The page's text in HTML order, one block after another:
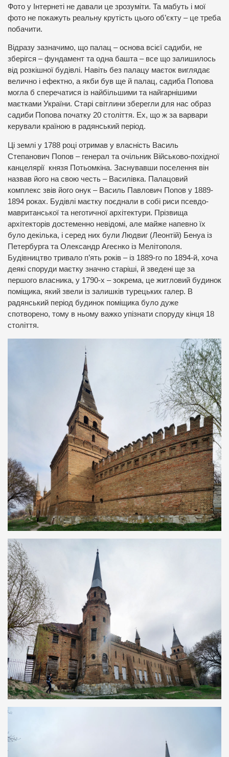
Фото у Інтернеті не давали це зрозуміти. Та мабуть і мої
фото не покажуть реальну крутість цього об’єкту – це треба
побачити.
Відразу зазначимо, що палац – основа всієї садиби, не
зберігся – фундамент та одна башта – все що залишилось
від розкішної будівлі. Навіть без палацу маєток виглядає
велично і ефектно, а якби був ще й палац, садиба Попова
могла б сперечатися із найбільшими та найгарнішими
маєтками України. Старі світлини зберегли для нас образ
садиби Попова початку 20 століття. Ех, що ж за варвари
керували країною в радянський період.
Ці землі у 1788 році отримав у власність Василь
Степанович Попов – генерал та очільник Військово-похідної
канцелярії князя Потьомкіна. Заснувавши поселення він
назвав його на свою честь – Василівка. Палацовий
комплекс звів його онук – Василь Павлович Попов у 1889-
1894 роках. Будівлі маєтку поєднали в собі риси псевдо-
мавританської та неготичної архітектури. Прізвища
архітекторів достеменно невідомі, але майже напевно їх
було декілька, і серед них були Людвиг (Леонтій) Бенуа із
Петербурга та Олександр Агеєнко із Мелітополя.
Будівництво тривало п’ять років – із 1889-го по 1894-й, хоча
деякі споруди маєтку значно старіші, й зведені ще за
першого власника, у 1790-х – зокрема, це житловий будинок
поміщика, який звели із залишків турецьких галер. В
радянський період будинок поміщика було дуже
спотворено, тому в ньому важко упізнати споруду кінця 18
століття.